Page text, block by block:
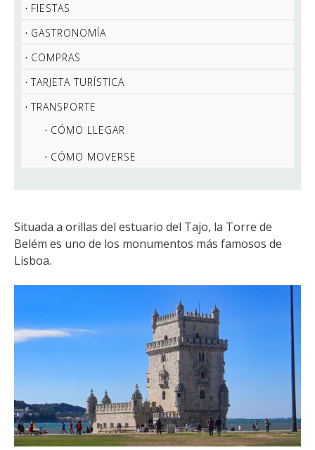
FIESTAS
GASTRONOMÍA
COMPRAS
TARJETA TURÍSTICA
TRANSPORTE
CÓMO LLEGAR
CÓMO MOVERSE
Situada a orillas del estuario del Tajo, la Torre de
Belém es uno de los monumentos más famosos de
Lisboa.